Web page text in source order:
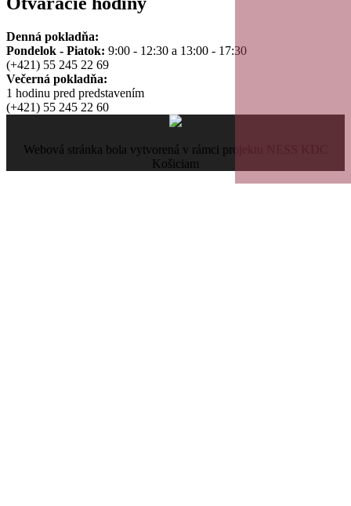
Denná pokladňa:
Pondelok - Piatok: 9:00 - 12:30 a 13:00 - 17:30
(+421) 55 245 22 69
Večerná pokladňa:
1 hodinu pred predstavením
(+421) 55 245 22 60
Webová stránka bola vytvorená v rámci projektu NESS KDC
Košiciam